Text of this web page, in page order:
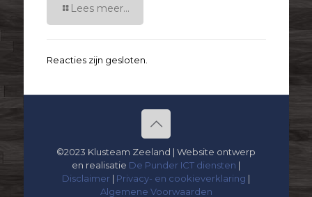
Lees meer...
Reacties zijn gesloten.
©2023 Klusteam Zeeland | Website ontwerp
en realisatie De Punder ICT diensten |
Disclaimer | Privacy- en cookieverklaring |
Algemene Voorwaarden